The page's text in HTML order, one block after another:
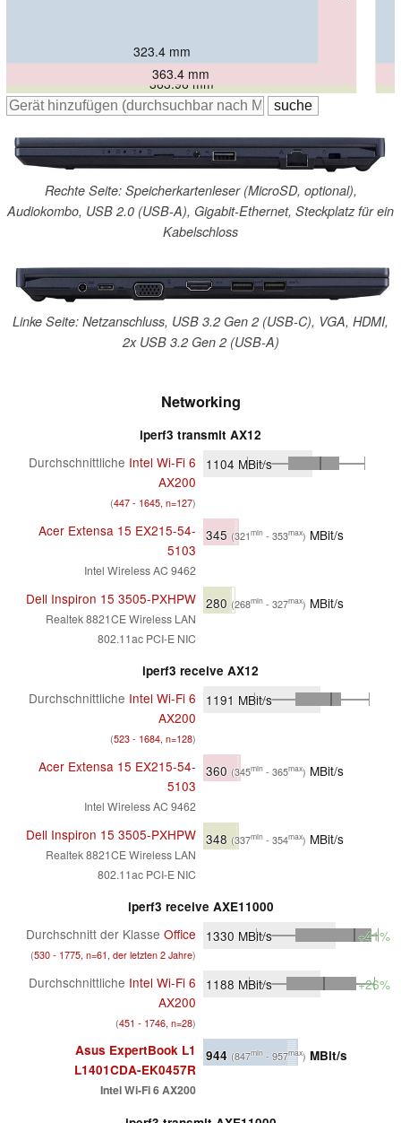
363.96 mm
363.4 mm
324.2 mm
323.4 mm
Rechte Seite: Speicherkartenleser (MicroSD, optional),
Audiokombo, USB 2.0 (USB-A), Gigabit-Ethernet, Steckplatz für ein
Kabelschloss
Linke Seite: Netzanschluss, USB 3.2 Gen 2 (USB-C), VGA, HDMI,
2x USB 3.2 Gen 2 (USB-A)
Networking
iperf3 transmit AX12
Durchschnittliche Intel Wi-Fi 6
AX200
(447 - 1645, n=127)
1104 MBit/s
Acer Extensa 15 EX215-54-
5103
Intel Wireless AC 9462
345 (321min - 353max) MBit/s
Dell Inspiron 15 3505-PXHPW
Realtek 8821CE Wireless LAN
802.11ac PCI-E NIC
280 (268min - 327max) MBit/s
iperf3 receive AX12
Durchschnittliche Intel Wi-Fi 6
AX200
(523 - 1684, n=128)
1191 MBit/s
Acer Extensa 15 EX215-54-
5103
Intel Wireless AC 9462
360 (345min - 365max) MBit/s
Dell Inspiron 15 3505-PXHPW
Realtek 8821CE Wireless LAN
802.11ac PCI-E NIC
348 (337min - 354max) MBit/s
iperf3 receive AXE11000
Durchschnitt der Klasse Office
(530 - 1775, n=61, der letzten 2 Jahre)
1330 MBit/s +41%
Durchschnittliche Intel Wi-Fi 6
AX200
(451 - 1746, n=28)
1188 MBit/s +26%
Asus ExpertBook L1
L1401CDA-EK0457R
Intel Wi-Fi 6 AX200
944 (847min - 957max) MBit/s